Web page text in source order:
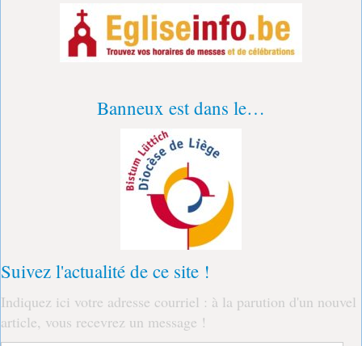
Banneux est dans le…
Suivez l'actualité de ce site !
Indiquez ici votre adresse courriel : à la parution d'un nouvel
article, vous recevrez un message !